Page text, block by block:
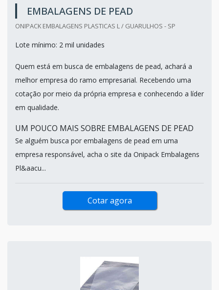
EMBALAGENS DE PEAD
ONIPACK EMBALAGENS PLASTICAS L / GUARULHOS - SP
Lote mínimo: 2 mil unidades
Quem está em busca de embalagens de pead, achará a
melhor empresa do ramo empresarial. Recebendo uma
cotação por meio da própria empresa e conhecendo a líder
em qualidade.
UM POUCO MAIS SOBRE EMBALAGENS DE PEAD
Se alguém busca por embalagens de pead em uma
empresa responsável, acha o site da Onipack Embalagens
Pl&aacu...
Cotar agora